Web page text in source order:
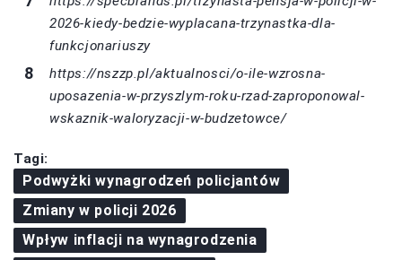
2026-kiedy-bedzie-wyplacana-trzynastka-dla-
funkcjonariuszy
https://nszzp.pl/aktualnosci/o-ile-wzrosna-
uposazenia-w-przyszlym-roku-rzad-zaproponowal-
wskaznik-waloryzacji-w-budzetowce/
Tagi:
Podwyżki wynagrodzeń policjantów
Zmiany w policji 2026
Wpływ inflacji na wynagrodzenia